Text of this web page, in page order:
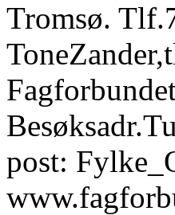
Tromsø.
post: